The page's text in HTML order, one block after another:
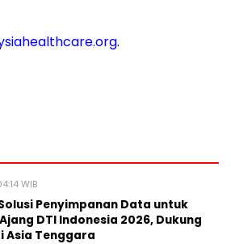
.
WIB
Penyimpanan Data untuk
DTI Indonesia 2026, Dukung
Asia Tenggara